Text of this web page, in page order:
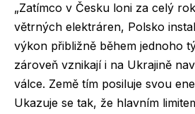
„Zatímco v Česku loni za celý
větrných elektráren, Polsko
výkon přibližně během jednoho
zároveň vznikají i na Ukrajině
válce. Země tím posiluje svou
Ukazuje se tak, že hlavním